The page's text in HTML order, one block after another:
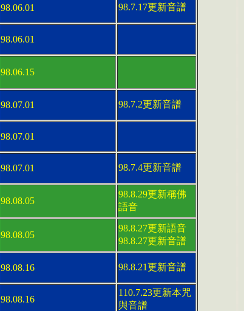
98.06.01 98.7.17更新音譜
98.06.01
98.06.15
98.07.01 98.7.2更新音譜
98.07.01
98.07.01 98.7.4更新音譜
98.08.05
98.8.29更新稱佛
語音
98.08.05
98.8.27更新語音
98.8.27更新音譜
98.08.16 98.8.21更新音譜
98.08.16
110.7.23更新本咒
與音譜